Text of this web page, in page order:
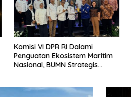
Komisi VI DPR RI Dalami
Penguatan Ekosistem Maritim
Nasional, BUMN Strategis